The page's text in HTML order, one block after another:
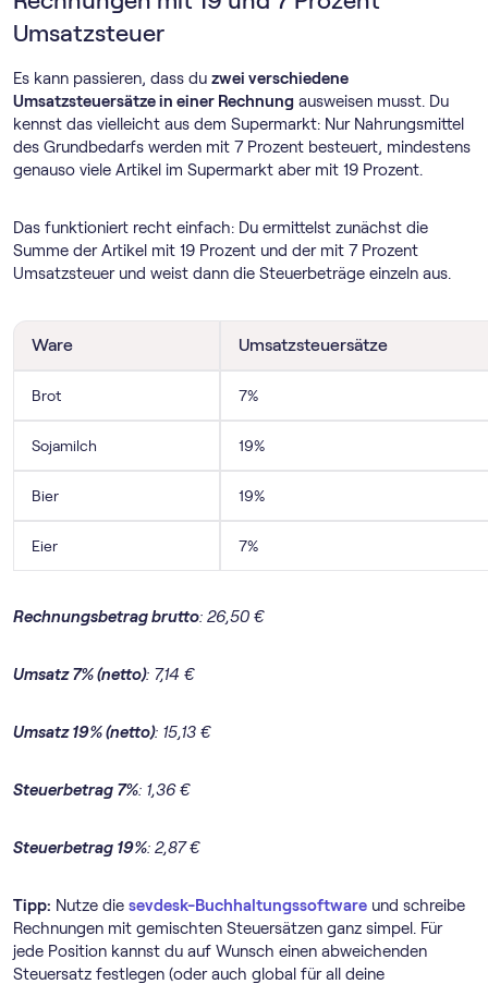
Umsatzsteuer
Es kann passieren, dass du zwei verschiedene
Umsatzsteuersätze in einer Rechnung ausweisen musst. Du
kennst das vielleicht aus dem Supermarkt: Nur Nahrungsmittel
des Grundbedarfs werden mit 7 Prozent besteuert, mindestens
genauso viele Artikel im Supermarkt aber mit 19 Prozent.
Das funktioniert recht einfach: Du ermittelst zunächst die
Summe der Artikel mit 19 Prozent und der mit 7 Prozent
Umsatzsteuer und weist dann die Steuerbeträge einzeln aus.
Ware Umsatzsteuersätze
Brot 7%
Sojamilch 19%
Bier 19%
Eier 7%
Rechnungsbetrag brutto: 26,50 €
Umsatz 7% (netto): 7,14 €
Umsatz 19% (netto): 15,13 €
Steuerbetrag 7%: 1,36 €
Steuerbetrag 19%: 2,87 €
Tipp: Nutze die sevdesk-Buch­haltungs­software und schreibe
Rechnungen mit gemischten Steuersätzen ganz simpel. Für
jede Position kannst du auf Wunsch einen abweichenden
Steuersatz festlegen (oder auch global für all deine